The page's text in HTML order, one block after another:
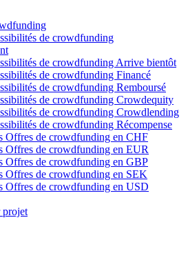
de crowdfunding
de crowdfunding Arrive bientôt
de crowdfunding Financé
de crowdfunding Remboursé
de crowdfunding Crowdequity
de crowdfunding Crowdlending
de crowdfunding Récompense
Offres de crowdfunding en CHF
Offres de crowdfunding en EUR
Offres de crowdfunding en GBP
Offres de crowdfunding en SEK
Offres de crowdfunding en USD
projet